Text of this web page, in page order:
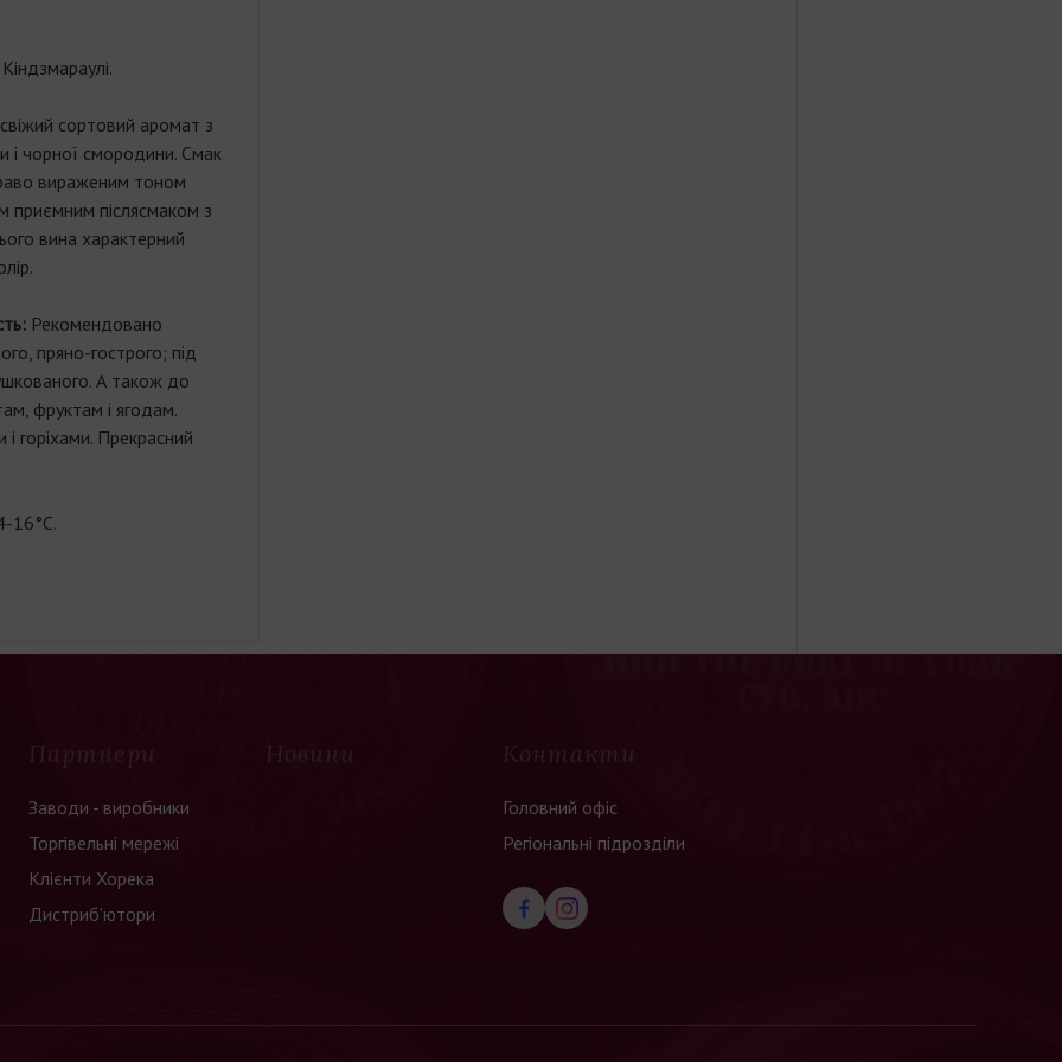
сортовий аромат з
і чорної смородини. Смак
вираженим тоном
приємним післясмаком з
вина характерний
Рекомендовано
пряно-гострого; під
А також до
фруктам і ягодам.
горіхами. Прекрасний
16°C.
Партнери
Заводи - виробники
Торгівельні мережі
Клієнти Хорека
Дистриб'ютори
Новини Контакти
Головний офіс
Регіональні підрозділи